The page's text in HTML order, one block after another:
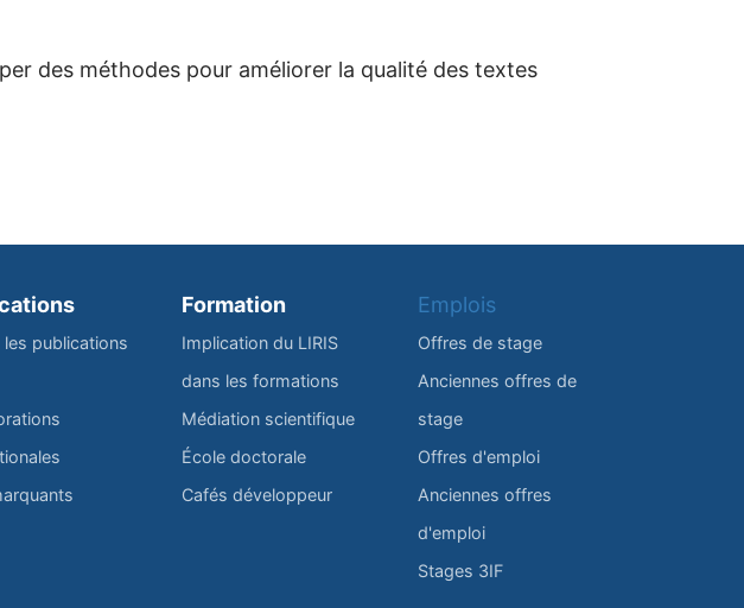
des méthodes pour améliorer la qualité des textes
les publications
Formation
Implication du LIRIS
dans les formations
Médiation scientifique
École doctorale
Cafés développeur
Emplois
Offres de stage
Anciennes offres de
stage
Offres d'emploi
Anciennes offres
d'emploi
Stages 3IF